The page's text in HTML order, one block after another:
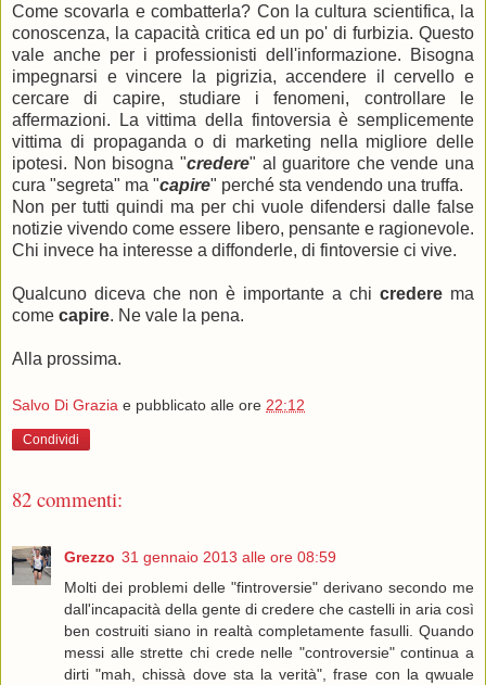
Come scovarla e combatterla? Con la cultura scientifica, la
conoscenza, la capacità critica ed un po' di furbizia. Questo
vale anche per i professionisti dell'informazione. Bisogna
impegnarsi e vincere la pigrizia, accendere il cervello e
cercare di capire, studiare i fenomeni, controllare le
affermazioni. La vittima della fintoversia è semplicemente
vittima di propaganda o di marketing nella migliore delle
ipotesi. Non bisogna "credere" al guaritore che vende una
cura "segreta" ma "capire" perché sta vendendo una truffa.
Non per tutti quindi ma per chi vuole difendersi dalle false
notizie vivendo come essere libero, pensante e ragionevole.
Chi invece ha interesse a diffonderle, di fintoversie ci vive.
Qualcuno diceva che non è importante a chi credere ma
come capire. Ne vale la pena.
Alla prossima.
Salvo Di Grazia e pubblicato alle ore 22:12
Condividi
82 commenti:
Grezzo 31 gennaio 2013 alle ore 08:59
Molti dei problemi delle "fintroversie" derivano secondo me
dall'incapacità della gente di credere che castelli in aria così
ben costruiti siano in realtà completamente fasulli. Quando
messi alle strette chi crede nelle "controversie" continua a
dirti "mah, chissà dove sta la verità", frase con la qwuale